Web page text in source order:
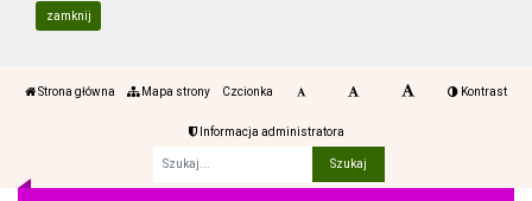
zamknij
Strona główna Mapa strony Czcionka Kontrast
Informacja administratora